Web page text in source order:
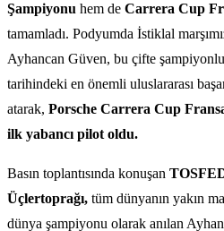
Şampiyonu hem de Carrera Cup
tamamladı. Podyumda İstiklal
Ayhancan Güven, bu çifte
tarihindeki en önemli uluslararası
atarak, Porsche Carrera Cup
ilk yabancı pilot oldu.
Basın toplantısında konuşan
Üçlertoprağı, tüm dünyanın yakın
dünya şampiyonu olarak anılan